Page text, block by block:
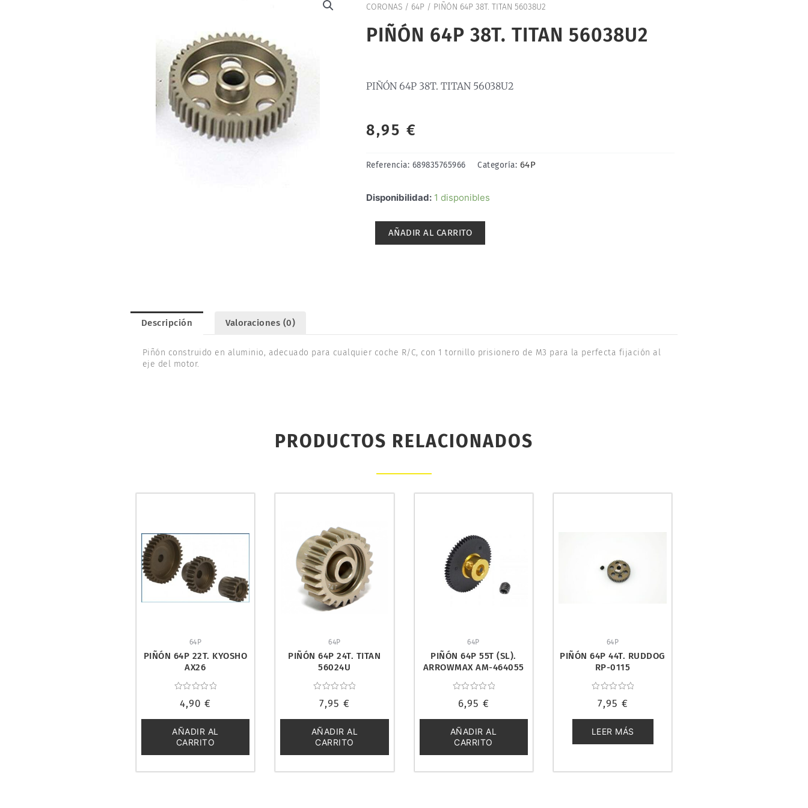
CORONAS/ 64P/ PIÑÓN 64P 38T. TITAN 56038U2
PIÑÓN 64P 38T. TITAN 56038U2
PIÑÓN 64P 38T. TITAN 56038U2
8,95 €
Referencia: 689835765966 Categoría: 64P
Disponibilidad: 1 disponibles
PIÑÓN
AÑADIR AL CARRITO
Descripción Valoraciones (0)
Piñón construido en aluminio, adecuado para cualquier coche R/C, con 1 tornillo prisionero de M3 para la perfecta fijación al
eje del motor.
PRODUCTOS RELACIONADOS
64P
PIÑÓN 64P 22T. KYOSHO
AX26
con
de
5
4,90 €
AÑADIR AL
CARRITO
64P
PIÑÓN 64P 24T. TITAN
56024U
con
de
5
7,95 €
AÑADIR AL
CARRITO
64P
PIÑÓN 64P 55T (SL).
ARROWMAX AM-464055
con
de
5
6,95 €
AÑADIR AL
CARRITO
64P
PIÑÓN 64P 44T. RUDDOG
RP-0115
con
de
5
7,95 €
LEER MÁS